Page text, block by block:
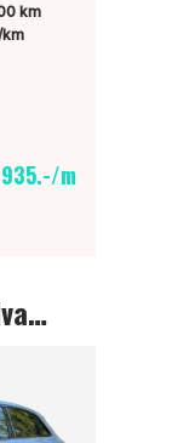
km
935.-/m
A3 Sportback 40 TFSI advanced